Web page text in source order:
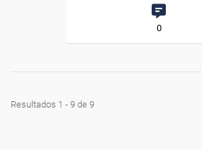
0
Resultados 1 - 9 de 9